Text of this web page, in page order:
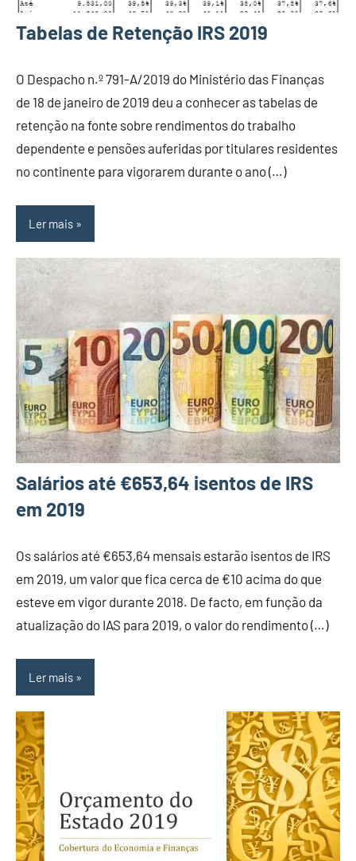
Tabelas de Retenção IRS 2019
O Despacho n.º 791-A/2019 do Ministério das Finanças
de 18 de janeiro de 2019 deu a conhecer as tabelas de
retenção na fonte sobre rendimentos do trabalho
dependente e pensões auferidas por titulares residentes
no continente para vigorarem durante o ano (…)
Ler mais
Salários até €653,64 isentos de IRS
em 2019
Os salários até €653,64 mensais estarão isentos de IRS
em 2019, um valor que fica cerca de €10 acima do que
esteve em vigor durante 2018. De facto, em função da
atualização do IAS para 2019, o valor do rendimento (…)
Ler mais